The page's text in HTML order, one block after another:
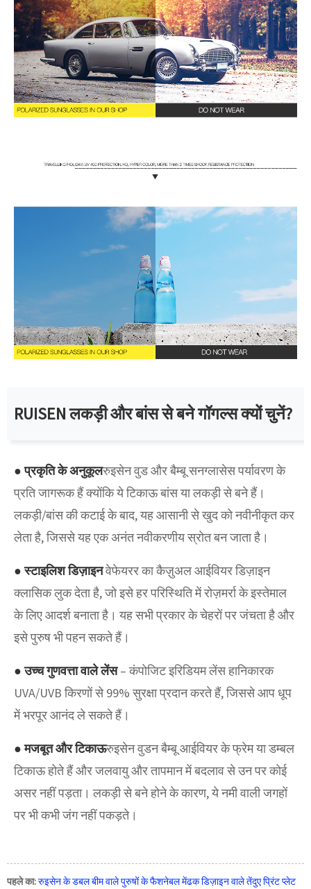
RUISEN लकड़ी और बांस से बने गॉगल्स क्यों चुनें?
● प्रकृति के अनुकूलरुइसेन वुड और बैम्बू सनग्लासेस पर्यावरण के
प्रति जागरूक हैं क्योंकि ये टिकाऊ बांस या लकड़ी से बने हैं।
लकड़ी/बांस की कटाई के बाद, यह आसानी से खुद को नवीनीकृत कर
लेता है, जिससे यह एक अनंत नवीकरणीय स्रोत बन जाता है।
● स्टाइलिश डिज़ाइनवेफेयरर का कैज़ुअल आईवियर डिज़ाइन
क्लासिक लुक देता है, जो इसे हर परिस्थिति में रोज़मर्रा के इस्तेमाल
के लिए आदर्श बनाता है। यह सभी प्रकार के चेहरों पर जंचता है और
इसे पुरुष भी पहन सकते हैं।
● उच्च गुणवत्ता वाले लेंस – कंपोजिट इरिडियम लेंस हानिकारक
UVA/UVB किरणों से 99% सुरक्षा प्रदान करते हैं, जिससे आप धूप
में भरपूर आनंद ले सकते हैं।
● मजबूत और टिकाऊरुइसेन वुडन बैम्बू आईवियर के फ्रेम या डम्बल
टिकाऊ होते हैं और जलवायु और तापमान में बदलाव से उन पर कोई
असर नहीं पड़ता। लकड़ी से बने होने के कारण, ये नमी वाली जगहों
पर भी कभी जंग नहीं पकड़ते।
पहले का:रुइसेन के डबल बीम वाले पुरुषों के फैशनेबल मेंढक डिज़ाइन वाले तेंदुए प्रिंट प्लेट